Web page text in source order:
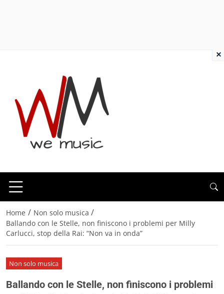
Home / Non solo musica /
Ballando con le Stelle, non finiscono i problemi per Milly
Carlucci, stop della Rai: “Non va in onda”
Non solo musica
Ballando con le Stelle, non finiscono i problemi
×